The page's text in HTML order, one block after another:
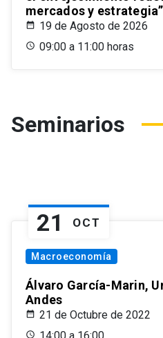
mercados y estrategia”
19 de Agosto de 2026
09:00 a 11:00 horas
Seminarios
21 OCT
Macroeconomía
Álvaro García-Marin,
Andes
21 de Octubre de 2022